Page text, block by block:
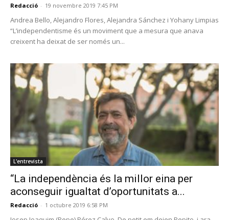
Redacció - 19 novembre 2019 7:45 PM
Andrea Bello, Alejandro Flores, Alejandra Sánchez i Yohany Limpias
“L’independentisme és un moviment que a mesura que anava
creixent ha deixat de ser només un...
L'entrevista
“La independència és la millor eina per
aconseguir igualtat d’oportunitats a...
Redacció - 1 octubre 2019 6:58 PM